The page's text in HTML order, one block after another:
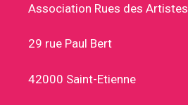
Association Rues des Artistes
29 rue Paul Bert
42000 Saint-Etienne